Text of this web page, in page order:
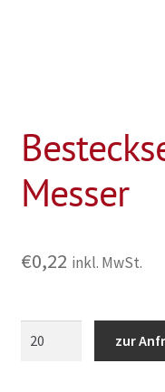
Messer
€0,22 inkl. MwSt.
zur